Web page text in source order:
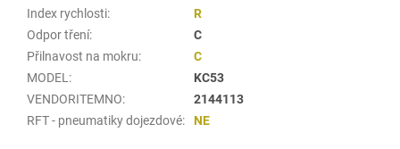
Index rychlosti:
R
Odpor tření:
C
Přilnavost na mokru:
C
MODEL :
KC53
VENDORITEMNO:
2144113
RFT - pneumatiky dojezdové: NE